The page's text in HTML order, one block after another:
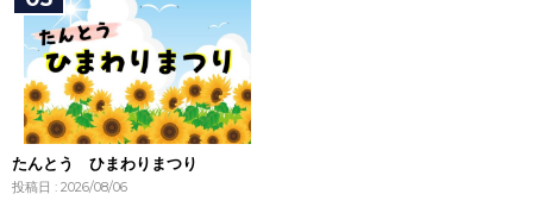
たんとう ひまわりまつり
投稿日 : 2026/08/06